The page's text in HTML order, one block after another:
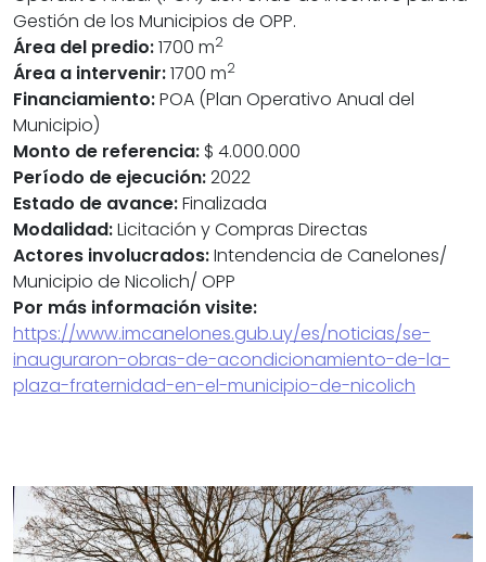
Gestión de los Municipios de OPP.
Área del predio:1700 m2
Área a intervenir:1700 m2
Financiamiento:POA (Plan Operativo Anual del
Municipio)
Monto de referencia: $ 4.000.000
Período de ejecución:2022
Estado de avance:Finalizada
Modalidad:Licitación y Compras Directas
Actores involucrados:Intendencia de Canelones/
Municipio de Nicolich/ OPP
Por más información visite:
https://www.imcanelones.gub.uy/es/noticias/se-
inauguraron-obras-de-acondicionamiento-de-la-
plaza-fraternidad-en-el-municipio-de-nicolich